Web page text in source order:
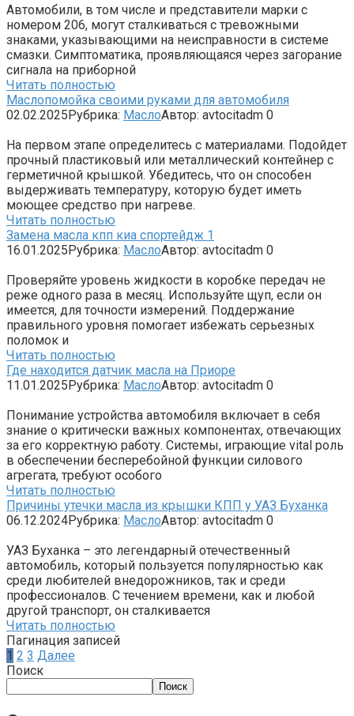
Автомобили, в том числе и представители марки с
номером 206, могут сталкиваться с тревожными
знаками, указывающими на неисправности в системе
смазки. Симптоматика, проявляющаяся через загорание
сигнала на приборной
Читать полностью
Маслопомойка своими руками для автомобиля
02.02.2025Рубрика: МаслоАвтор: avtocitadm 0
На первом этапе определитесь с материалами. Подойдет
прочный пластиковый или металлический контейнер с
герметичной крышкой. Убедитесь, что он способен
выдерживать температуру, которую будет иметь
моющее средство при нагреве.
Читать полностью
Замена масла кпп киа спортейдж 1
16.01.2025Рубрика: МаслоАвтор: avtocitadm 0
Проверяйте уровень жидкости в коробке передач не
реже одного раза в месяц. Используйте щуп, если он
имеется, для точности измерений. Поддержание
правильного уровня помогает избежать серьезных
поломок и
Читать полностью
Где находится датчик масла на Приоре
11.01.2025Рубрика: МаслоАвтор: avtocitadm 0
Понимание устройства автомобиля включает в себя
знание о критически важных компонентах, отвечающих
за его корректную работу. Системы, играющие vital роль
в обеспечении бесперебойной функции силового
агрегата, требуют особого
Читать полностью
Причины утечки масла из крышки КПП у УАЗ Буханка
06.12.2024Рубрика: МаслоАвтор: avtocitadm 0
УАЗ Буханка – это легендарный отечественный
автомобиль, который пользуется популярностью как
среди любителей внедорожников, так и среди
профессионалов. С течением времени, как и любой
другой транспорт, он сталкивается
Читать полностью
Пагинация записей
1 2 3 Далее
Поиск
Поиск